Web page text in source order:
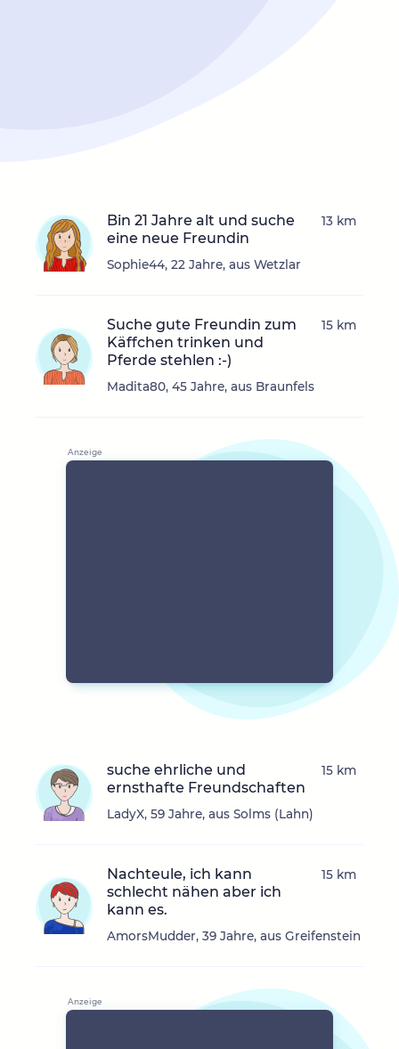
Bin 21 Jahre alt und suche
eine neue Freundin
Sophie44, 22 Jahre, aus Wetzlar
13 km
Suche gute Freundin zum
Käffchen trinken und
Pferde stehlen :-)
Madita80, 45 Jahre, aus Braunfels
15 km
suche ehrliche und
ernsthafte Freundschaften
LadyX, 59 Jahre, aus Solms (Lahn)
15 km
Nachteule, ich kann
schlecht nähen aber ich
kann es.
AmorsMudder, 39 Jahre, aus Greifenstein
15 km